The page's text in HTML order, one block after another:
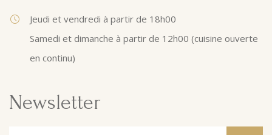
Jeudi et vendredi à partir de 18h00
Samedi et dimanche à partir de 12h00 (cuisine ouverte
en continu)
Newsletter